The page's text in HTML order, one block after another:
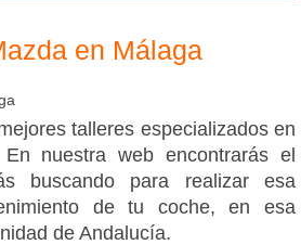
en Málaga
talleres especializados en
nuestra web encontrarás el
buscando para realizar esa
de tu coche, en esa
de Andalucía.